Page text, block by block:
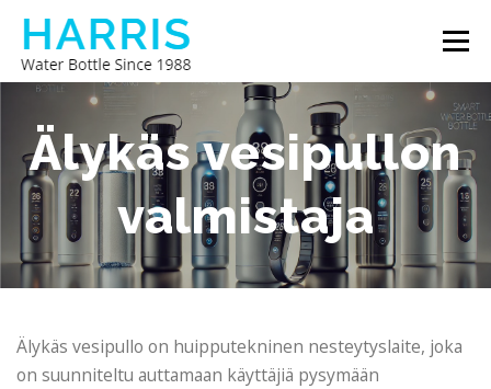
Siirry
sisältöön
HARRIS VESIPULLO TIETOJA MEISTÄ
OTA YHTEYTTÄ MEIHIN
Älykäs vesipullon
valmistaja
Älykäs vesipullo on huipputekninen nesteytyslaite, joka
on suunniteltu auttamaan käyttäjiä pysymään